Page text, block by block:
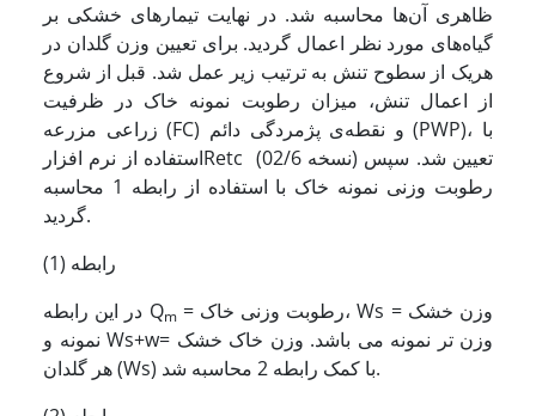
ظاهری آن‌ها محاسبه شد. در نهایت تیمار‌های خشکی بر
گیاه‌های مورد نظر اعمال گردید. برای تعیین وزن گلدان‌ در
هریک از سطوح تنش به ترتیب زیر عمل شد. قبل از شروع
از اعمال تنش، میزان رطوبت نمونه خاک در ظرفیت
زراعی مزرعه (FC) و نقطه‌ی پژمردگی دائم (PWP)، با
استفاده از نرم افزارRetc (نسخه 02/6) تعیین شد. سپس
رطوبت وزنی نمونه خاک با استفاده از رابطه 1 محاسبه
گردید.
در این رابطه Qm= رطوبت وزنی خاک، Ws = وزن خشک
نمونه و Ws+w= وزن تر نمونه می باشد. وزن خاک خشک
هر گلدان (Ws) با کمک رابطه 2 محاسبه شد.